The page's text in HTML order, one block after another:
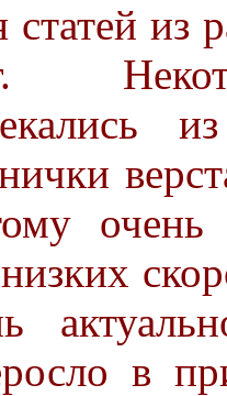
статей из
очень
в